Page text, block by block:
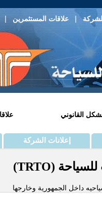
| علاقات المستثمرين |
القانوني